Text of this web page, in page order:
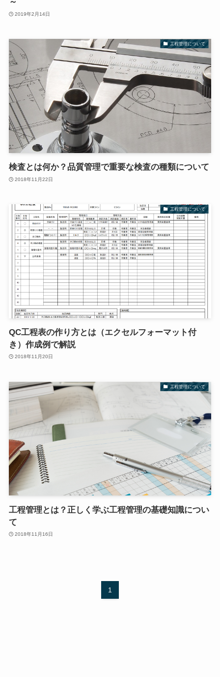
2019年2月14日
工程管理について
検査とは何か？品質管理で重要な検査の種類について
2018年11月22日
工程管理について
QC工程表の作り方とは（エクセルフォーマット付
き）作成例で解説
2018年11月20日
工程管理について
工程管理とは？正しく学ぶ工程管理の基礎知識につい
て
2018年11月16日
1